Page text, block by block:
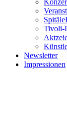
Tivoli-
Newsletter
Impressionen